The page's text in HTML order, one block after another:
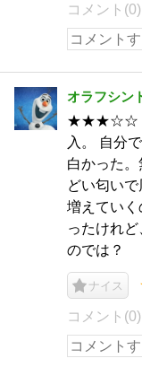
コメント(0)
オラフシン
★★★☆☆ ブ
入。 自分
白かった
どい匂い
増えてい
ったけれ
のでは？
ナイス
コメント(0)